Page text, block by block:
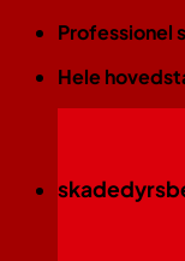
Fortsæt
indhold
Professionel
Hele